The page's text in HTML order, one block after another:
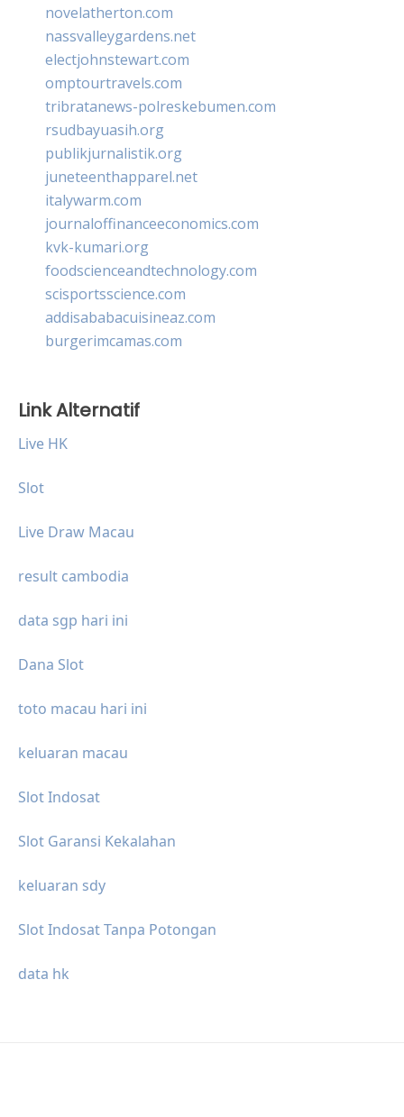
novelatherton.com
nassvalleygardens.net
electjohnstewart.com
omptourtravels.com
tribratanews-polreskebumen.com
rsudbayuasih.org
publikjurnalistik.org
juneteenthapparel.net
italywarm.com
journaloffinanceeconomics.com
kvk-kumari.org
foodscienceandtechnology.com
scisportsscience.com
addisababacuisineaz.com
burgerimcamas.com
Link Alternatif
Live HK
Slot
Live Draw Macau
result cambodia
data sgp hari ini
Dana Slot
toto macau hari ini
keluaran macau
Slot Indosat
Slot Garansi Kekalahan
keluaran sdy
Slot Indosat Tanpa Potongan
data hk